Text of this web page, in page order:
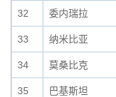
32 委内瑞拉
33 纳米比亚
34 莫桑比克
35 巴基斯坦